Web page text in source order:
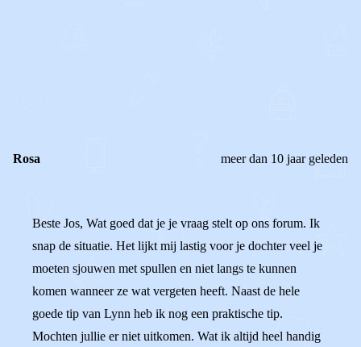
Rosa meer dan 10 jaar geleden
Beste Jos, Wat goed dat je je vraag stelt op ons forum. Ik
snap de situatie. Het lijkt mij lastig voor je dochter veel je
moeten sjouwen met spullen en niet langs te kunnen
komen wanneer ze wat vergeten heeft. Naast de hele
goede tip van Lynn heb ik nog een praktische tip.
Mochten jullie er niet uitkomen. Wat ik altijd heel handig